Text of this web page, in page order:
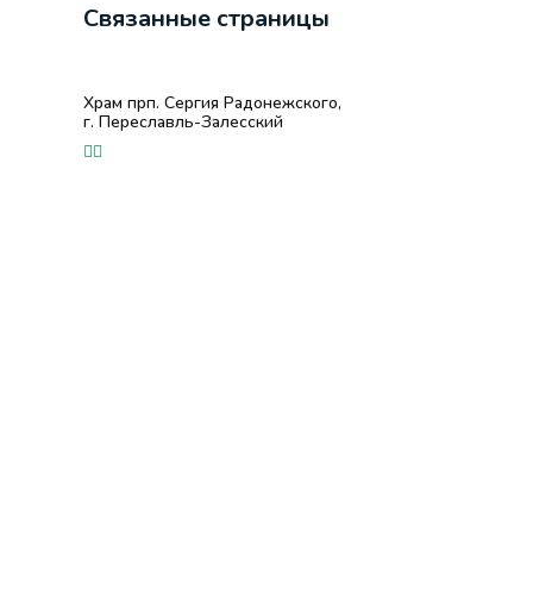
Связанные страницы
Храм прп. Сергия Радонежского,
г. Переславль-Залесский